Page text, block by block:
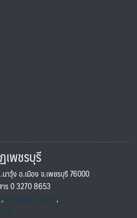
เพชรบุรี
าวุ้ง อ.เมือง จ.เพชรบุรี 76000
ร 0 3270 8653
, info@pbru.ac.th,